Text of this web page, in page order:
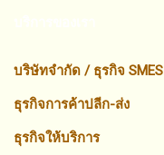
บริษัทจำกัด / ธุรกิจ SMES
ธุรกิจการค้าปลีก-ส่ง
ธุรกิจให้บริการ